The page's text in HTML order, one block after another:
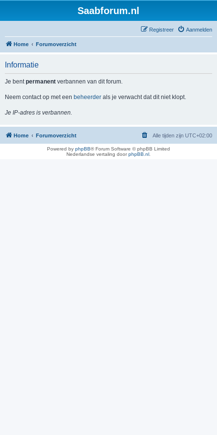
Saabforum.nl
Aanmelden
Registreer
Home Forumoverzicht
Informatie
Je bentpermanent verbannen van dit forum.
Neem contact op met een beheerder als je verwacht dat dit niet klopt.
Je IP-adres is verbannen.
Home Forumoverzicht Alle tijden zijn UTC+02:00
Powered by phpBB® Forum Software © phpBB Limited
Nederlandse vertaling doorphpBB.nl